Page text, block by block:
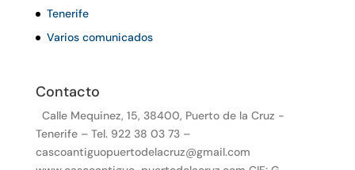
Tenerife
Varios comunicados
Contacto
Calle Mequinez, 15, 38400, Puerto de la Cruz -
Tenerife – Tel. 922 38 03 73 –
cascoantiguopuertodelacruz@gmail.com